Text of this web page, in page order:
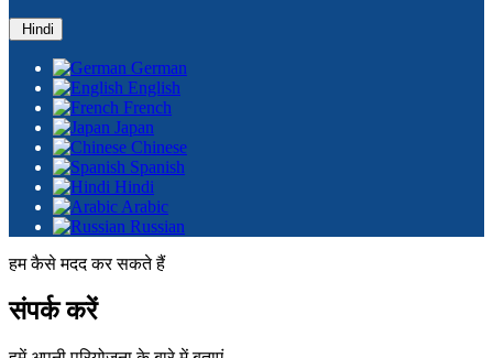
Hindi
German
English
French
Japan
Chinese
Spanish
Hindi
Arabic
Russian
हम कैसे मदद कर सकते हैं
संपर्क करें